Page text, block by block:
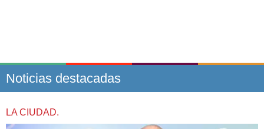
Noticias destacadas
LA CIUDAD.